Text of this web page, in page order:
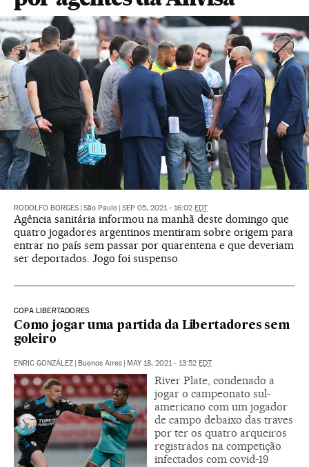
RODOLFO BORGES São Paulo SEP 05, 2021 - 16:02 EDT
Agência sanitária informou na manhã deste domingo que
quatro jogadores argentinos mentiram sobre origem para
entrar no país sem passar por quarentena e que deveriam
ser deportados. Jogo foi suspenso
COPA LIBERTADORES
Como jogar uma partida da Libertadores sem
goleiro
ENRIC GONZÁLEZ Buenos Aires MAY 18, 2021 - 13:52 EDT
River Plate, condenado a
jogar o campeonato sul-
americano com um jogador
de campo debaixo das traves
por ter os quatro arqueiros
registrados na competição
infectados com covid-19